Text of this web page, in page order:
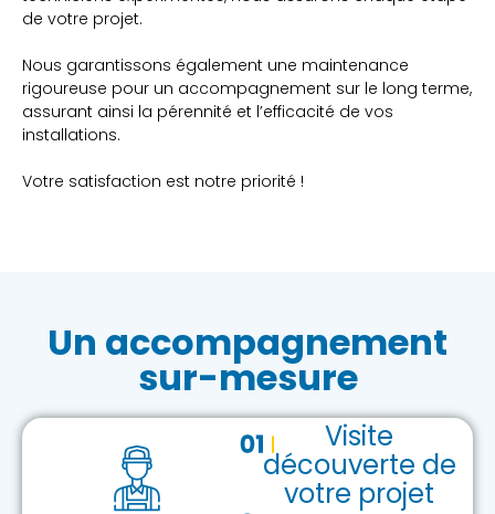
de votre projet.
Nous garantissons également une maintenance
rigoureuse pour un accompagnement sur le long terme,
assurant ainsi la pérennité et l’efficacité de vos
installations.
Votre satisfaction est notre priorité !
Un accompagnement
sur-mesure
Visite
découverte de
votre projet